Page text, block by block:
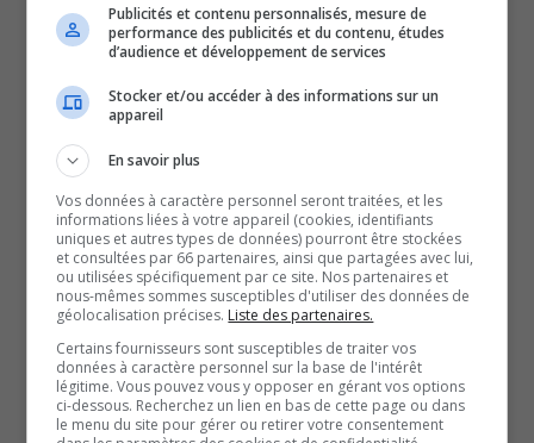
assure la sécurité durant tout le trajet.
Ce trajet qui partait de Manawan, hier, et traverse les
communautés du Québec, est également un trajet
historique pour les communautés, puisqu’il retrace le
parcours des ancêtres autochtones.
Et la cheffe de la communauté de Lac-Simon, Adrienne
Jérôme, espère que c’est un événement dont on va se
souvenir longtemps.
Elle se dit très fière et heureuse de voir cette expédition
qui est en soutien aux conditions des femmes et des
enfants et évidemment de la réconciliation avec les
nations autochtones
Pour madame Jérôme, cette réconciliation passe d’abord
Publicités et contenu personnalisés, mesure de
performance des publicités et du contenu, études
d’audience et développement de services
Stocker et/ou accéder à des informations sur un
appareil
En savoir plus
Vos données à caractère personnel seront traitées, et les
informations liées à votre appareil (cookies, identifiants
uniques et autres types de données) pourront être stockées
et consultées par 66 partenaires, ainsi que partagées avec lui,
ou utilisées spécifiquement par ce site. Nos partenaires et
nous-mêmes sommes susceptibles d'utiliser des données de
géolocalisation précises. Liste des partenaires.
Certains fournisseurs sont susceptibles de traiter vos
données à caractère personnel sur la base de l'intérêt
légitime. Vous pouvez vous y opposer en gérant vos options
ci-dessous. Recherchez un lien en bas de cette page ou dans
le menu du site pour gérer ou retirer votre consentement